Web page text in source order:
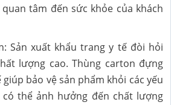
tâm đến sức khỏe của khách
Sản xuất khẩu trang y tế đòi hỏi
lượng cao. Thùng carton đựng
bảo vệ sản phẩm khỏi các yếu
thể ảnh hưởng đến chất lượng